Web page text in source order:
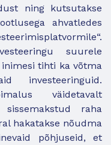
ning kutsutakse
ahvatledes
suurele
tihti ka võtma
investeeringuid.
väidetavalt
sissemakstud raha
hakatakse nõudma
põhjuseid, et